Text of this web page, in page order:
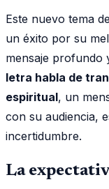
Este nuevo tema de
un éxito por su
mensaje profundo
letra habla de
espiritual, un
con su audiencia,
incertidumbre.
La